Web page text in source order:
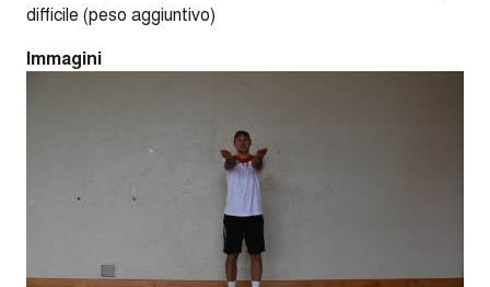
difficile (peso aggiuntivo)
Immagini